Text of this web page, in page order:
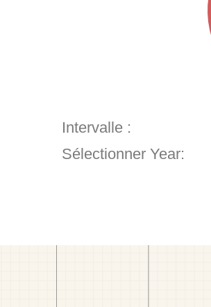
Intervalle :
Sélectionner Year: